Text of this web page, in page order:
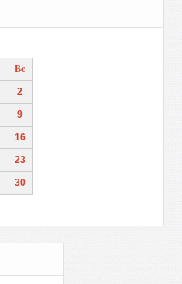
Вс
2
9
16
23
30